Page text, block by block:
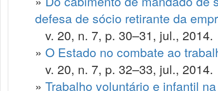
defesa de sócio retirante da
v. 20, n. 7, p. 30–31, jul., 2014.
» O Estado no combate ao
v. 20, n. 7, p. 32–33, jul., 2014.
» Trabalho voluntário e infantil